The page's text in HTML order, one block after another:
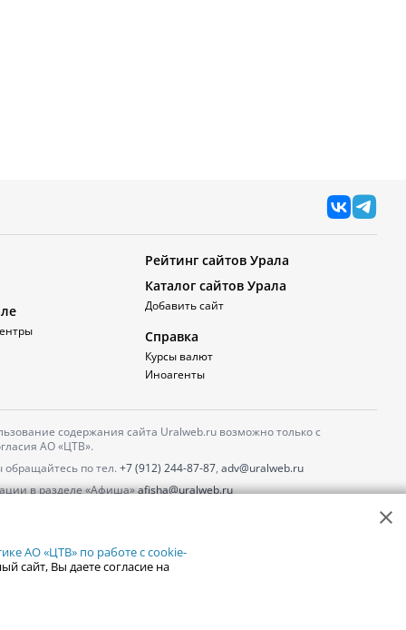
Рейтинг сайтов Урала
Каталог сайтов Урала
Добавить сайт
Справка
Курсы валют
Иноагенты
содержания сайта Uralweb.ru возможно только с
АО «ЦТВ».
по тел. +7 (912) 244-87-87, adv@uralweb.ru
в разделе «Афиша»afisha@uralweb.ru
АО «ЦТВ» по работе с cookie-
сайт, Вы даете согласие на